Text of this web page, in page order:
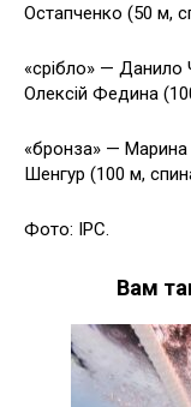
Остапченко (50 м,
«срібло» — Данило
Олексій Федина
«бронза» — Марина
Шенгур (100 м,
Фото: IPC.
Вам